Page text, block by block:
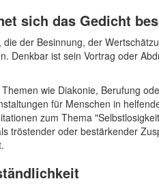
sich das Gedicht
der Besinnung, der
Denkbar ist sein Vortrag oder
wie Diakonie, Berufung
für Menschen in
zum Thema
tröstender oder bestärkender